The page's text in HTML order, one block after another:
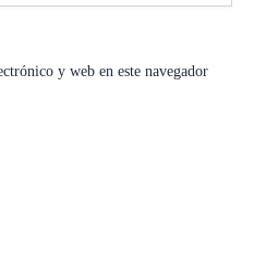
y web en este navegador